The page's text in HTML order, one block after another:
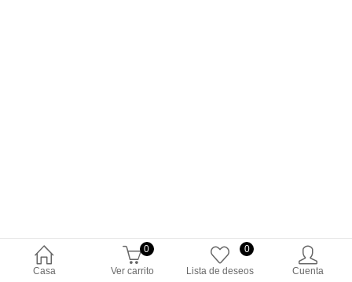
Casa
0
Ver carrito
0
Lista de deseos
Cuenta